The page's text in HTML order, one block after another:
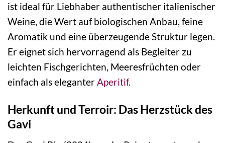
ist ideal für Liebhaber authentischer italienischer
Weine, die Wert auf biologischen Anbau, feine
Aromatik und eine überzeugende Struktur legen.
Er eignet sich hervorragend als Begleiter zu
leichten Fischgerichten, Meeresfrüchten oder
einfach als eleganterAperitif.
Herkunft und Terroir: Das Herzstück des
Gavi